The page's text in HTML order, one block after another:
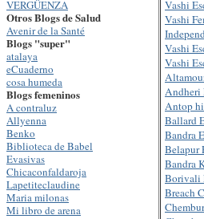
VERGÜENZA
Otros Blogs de Salud
Avenir de la Santé
Blogs "super"
atalaya
eCuaderno
cosa humeda
Blogs femeninos
A contraluz
Allyenna
Benko
Biblioteca de Babel
Evasivas
Chicaconfaldaroja
Lapetiteclaudine
Maria milonas
Mi libro de arena
Vashi
Vashi
Vashi
Vashi
Andheri
Antop
Ballard
Bandra
Belapur
Bandra
Borivali
Breach